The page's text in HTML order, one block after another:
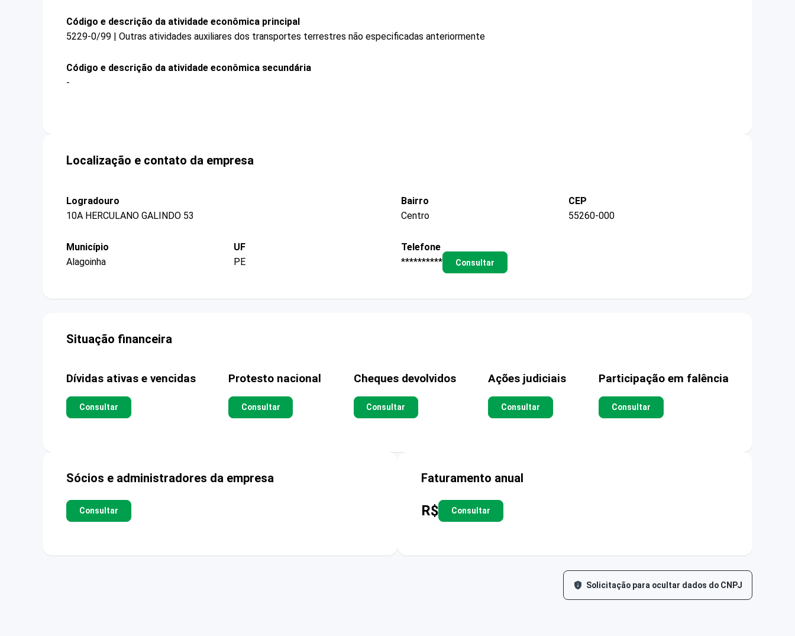
Código e descrição da atividade econômica principal
5229-0/99 | Outras atividades auxiliares dos transportes terrestres não especificadas anteriormente
Código e descrição da atividade econômica secundária
-
Localização e contato da empresa
Logradouro
10A HERCULANO GALINDO 53
Bairro
Centro
CEP
55260-000
Município
Alagoinha
UF
PE
Telefone
**********
Consultar
Situação financeira
Dívidas ativas e vencidas
Consultar
Protesto nacional
Consultar
Cheques devolvidos
Consultar
Ações judiciais
Consultar
Participação em falência
Consultar
Sócios e administradores da empresa
Consultar
Faturamento anual
R$ Consultar
Solicitação para ocultar dados do CNPJ